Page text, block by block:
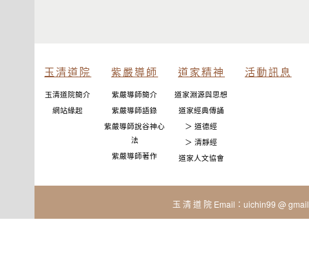
玉清道院
玉清道院簡介
網站緣起
紫嚴導師
紫嚴導師簡介
紫嚴導師語錄
紫嚴導師說谷神心
法
紫嚴導師著作
道家精神
道家淵源與思想
道家經典傳誦
＞ 道德經
＞ 清靜經
道家人文協會
活動訊息
玉 清 道 院 Email：uichin99 @